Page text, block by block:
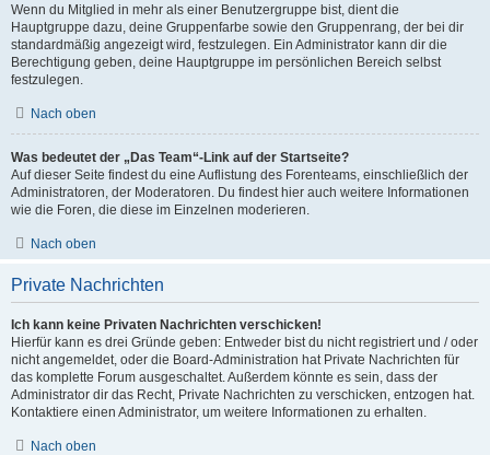
Wenn du Mitglied in mehr als einer Benutzergruppe bist, dient die
Hauptgruppe dazu, deine Gruppenfarbe sowie den Gruppenrang, der bei dir
standardmäßig angezeigt wird, festzulegen. Ein Administrator kann dir die
Berechtigung geben, deine Hauptgruppe im persönlichen Bereich selbst
festzulegen.
Nach oben
Was bedeutet der „Das Team“-Link auf der Startseite?
Auf dieser Seite findest du eine Auflistung des Forenteams, einschließlich der
Administratoren, der Moderatoren. Du findest hier auch weitere Informationen
wie die Foren, die diese im Einzelnen moderieren.
Nach oben
Private Nachrichten
Ich kann keine Privaten Nachrichten verschicken!
Hierfür kann es drei Gründe geben: Entweder bist du nicht registriert und / oder
nicht angemeldet, oder die Board-Administration hat Private Nachrichten für
das komplette Forum ausgeschaltet. Außerdem könnte es sein, dass der
Administrator dir das Recht, Private Nachrichten zu verschicken, entzogen hat.
Kontaktiere einen Administrator, um weitere Informationen zu erhalten.
Nach oben